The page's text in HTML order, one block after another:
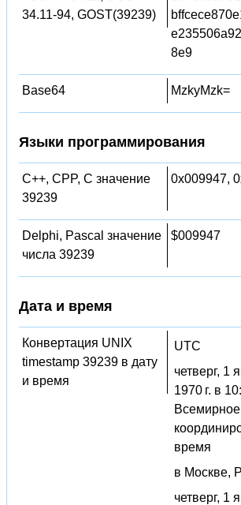
34.11-94, GOST(39239)
8e9
Base64 MzkyMzk=
Языки программирования
C++, CPP, C значение
39239
0x009947,
Delphi, Pascal значение
числа 39239
$009947
Дата и время
Конвертация UNIX
timestamp 39239 в дату
и время
UTC
четверг, 1
1970 г. в
Всемирное
время
в Москве,
четверг, 1